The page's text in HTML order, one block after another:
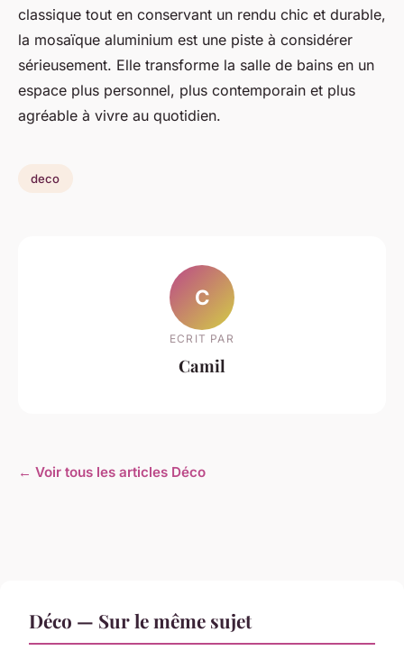
classique tout en conservant un rendu chic et durable,
la mosaïque aluminium est une piste à considérer
sérieusement. Elle transforme la salle de bains en un
espace plus personnel, plus contemporain et plus
agréable à vivre au quotidien.
deco
C
ECRIT PAR
Camil
← Voir tous les articles Déco
Déco — Sur le même sujet